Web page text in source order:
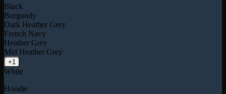
Black
Burgundy
Dark Heather Grey
French Navy
Heather Grey
Mid Heather Grey
+1
White
Hoodie